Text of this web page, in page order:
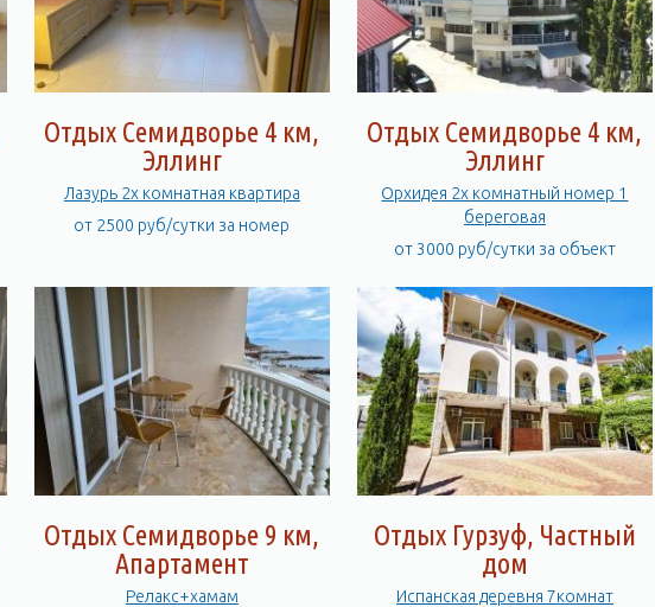
Отдых Семидворье 4 км,
Эллинг
Лазурь 2х комнатная квартира
от 2500 руб/сутки за номер
Отдых Семидворье 4 км,
Эллинг
Орхидея 2х комнатный номер 1
береговая
от 3000 руб/сутки за объект
Отдых Семидворье 9 км,
Апартамент
Релакс+хамам
Отдых Гурзуф, Частный
дом
Испанская деревня 7комнат